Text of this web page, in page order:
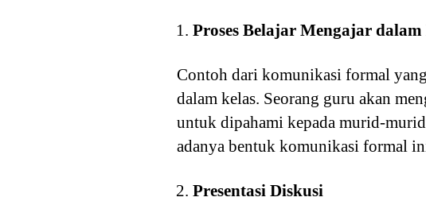
Proses Belajar Mengajar dalam
Contoh dari komunikasi formal
dalam kelas. Seorang guru akan
untuk dipahami kepada murid-
adanya bentuk komunikasi formal
Presentasi Diskusi